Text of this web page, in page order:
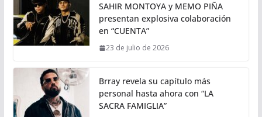
SAHIR MONTOYA y MEMO PIÑA
presentan explosiva colaboración
en “CUENTA”
23 de julio de 2026
Brray revela su capítulo más
personal hasta ahora con “LA
SACRA FAMIGLIA”